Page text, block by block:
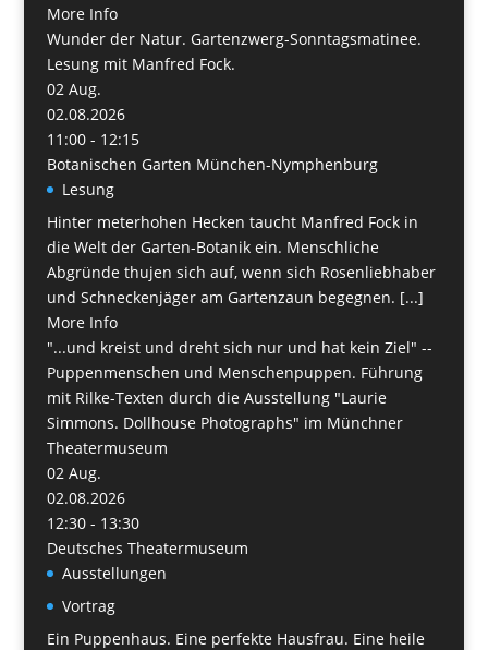
More Info
Wunder der Natur. Gartenzwerg-Sonntagsmatinee.
Lesung mit Manfred Fock.
02 Aug.
02.08.2026
11:00 - 12:15
Botanischen Garten München-Nymphenburg
Lesung
Hinter meterhohen Hecken taucht Manfred Fock in
die Welt der Garten-Botanik ein. Menschliche
Abgründe thujen sich auf, wenn sich Rosenliebhaber
und Schneckenjäger am Gartenzaun begegnen. [...]
More Info
"...und kreist und dreht sich nur und hat kein Ziel" --
Puppenmenschen und Menschenpuppen. Führung
mit Rilke-Texten durch die Ausstellung "Laurie
Simmons. Dollhouse Photographs" im Münchner
Theatermuseum
02 Aug.
02.08.2026
12:30 - 13:30
Deutsches Theatermuseum
Ausstellungen
Vortrag
Ein Puppenhaus. Eine perfekte Hausfrau. Eine heile